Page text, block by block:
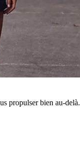
propulser bien au-delà.